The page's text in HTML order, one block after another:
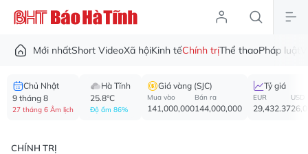
Mới nhấtShort VideoXã hộiKinh tếChính trịThể thaoPháp luật
Chủ Nhật
9 tháng 8
27 tháng 6 Âm lịch
Hà Tĩnh
25.8°C
Độ ẩm 86%
Giá vàng (SJC)
Mua vào
141,000,000
Bán ra
144,000,000
Tỷ giá
EUR
29,432.37
USD
CHÍNH TRỊ